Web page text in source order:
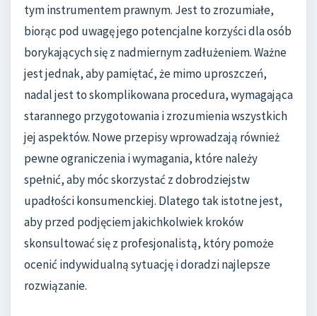
tym instrumentem prawnym. Jest to zrozumiałe,
biorąc pod uwagę jego potencjalne korzyści dla osób
borykających się z nadmiernym zadłużeniem. Ważne
jest jednak, aby pamiętać, że mimo uproszczeń,
nadal jest to skomplikowana procedura, wymagająca
starannego przygotowania i zrozumienia wszystkich
jej aspektów. Nowe przepisy wprowadzają również
pewne ograniczenia i wymagania, które należy
spełnić, aby móc skorzystać z dobrodziejstw
upadłości konsumenckiej. Dlatego tak istotne jest,
aby przed podjęciem jakichkolwiek kroków
skonsultować się z profesjonalistą, który pomoże
ocenić indywidualną sytuację i doradzi najlepsze
rozwiązanie.